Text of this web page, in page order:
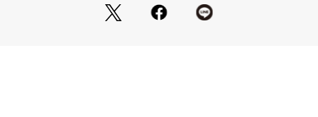
防縮加工を施したノンミュールジングのエクストラファインメ